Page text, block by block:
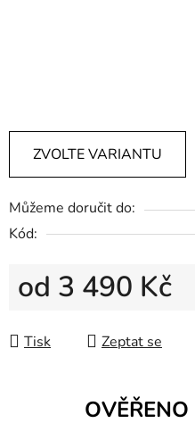
ZVOLTE VARIANTU
Můžeme doručit do:
Kód:
od 3 490 Kč
Tisk
Zeptat se